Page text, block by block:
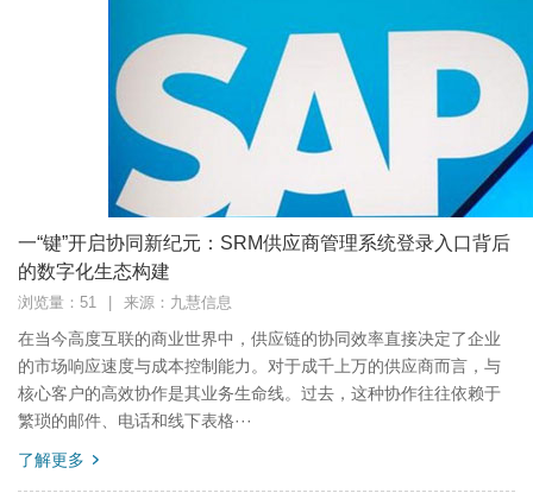
一“键”开启协同新纪元：SRM供应商管理系统登录入口背后
的数字化生态构建
浏览量：51 来源：九慧信息
在当今高度互联的商业世界中，供应链的协同效率直接决定了企业
的市场响应速度与成本控制能力。对于成千上万的供应商而言，与
核心客户的高效协作是其业务生命线。过去，这种协作往往依赖于
繁琐的邮件、电话和线下表格···
了解更多